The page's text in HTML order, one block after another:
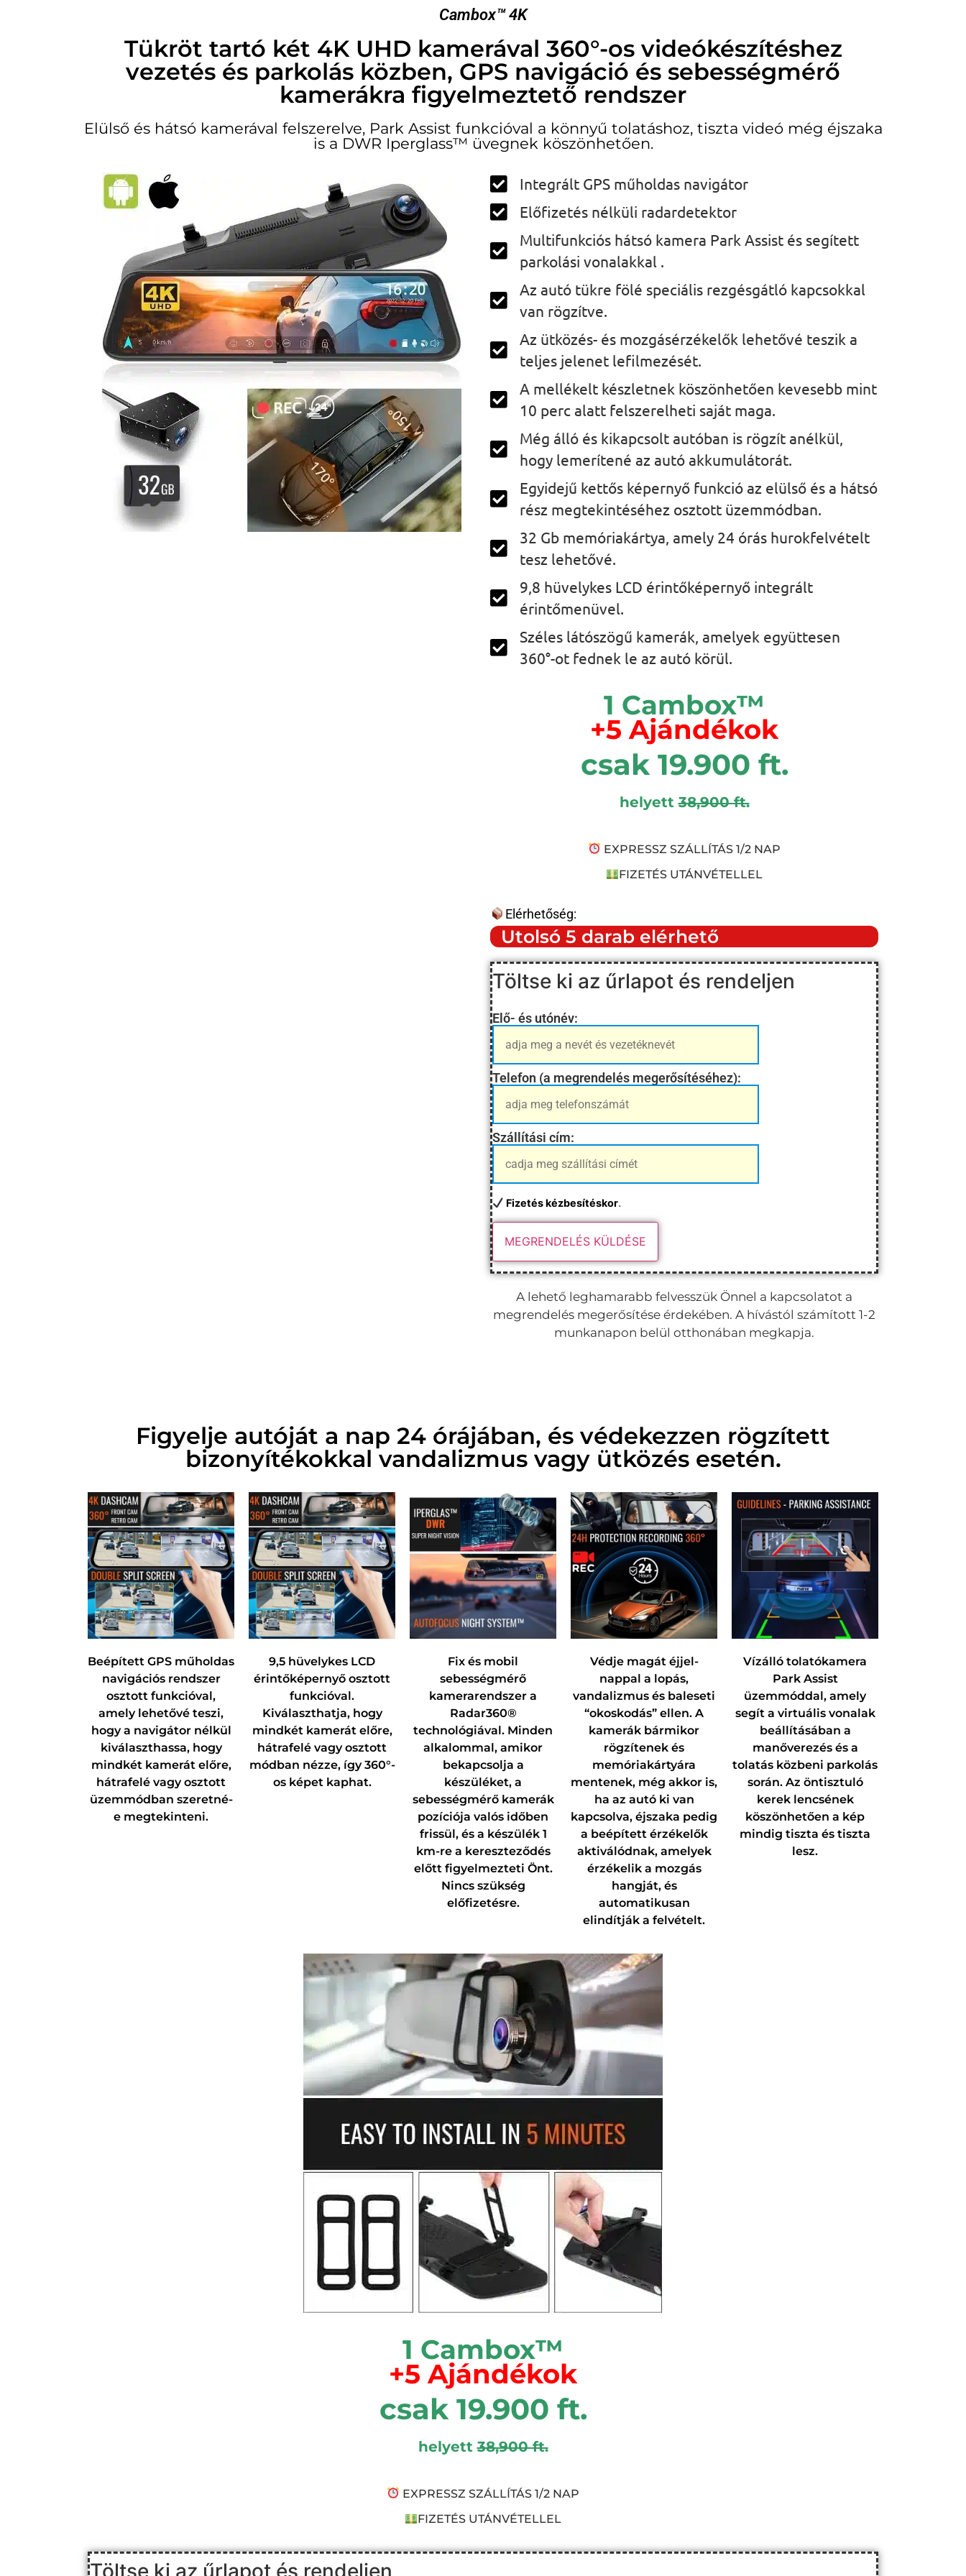
Cambox™ 4K
Tükröt tartó két 4K UHD kamerával 360°-os videókészítéshez
vezetés és parkolás közben, GPS navigáció és sebességmérő
kamerákra figyelmeztető rendszer
Elülső és hátsó kamerával felszerelve, Park Assist funkcióval a könnyű tolatáshoz, tiszta videó még éjszaka
is a DWR Iperglass™ üvegnek köszönhetően.
Integrált GPS műholdas navigátor
Előfizetés nélküli radardetektor
Multifunkciós hátsó kamera Park Assist és segített
parkolási vonalakkal .
Az autó tükre fölé speciális rezgésgátló kapcsokkal
van rögzítve.
Az ütközés- és mozgásérzékelők lehetővé teszik a
teljes jelenet lefilmezését.
A mellékelt készletnek köszönhetően kevesebb mint
10 perc alatt felszerelheti saját maga.
Még álló és kikapcsolt autóban is rögzít anélkül,
hogy lemerítené az autó akkumulátorát.
Egyidejű kettős képernyő funkció az elülső és a hátsó
rész megtekintéséhez osztott üzemmódban.
32 Gb memóriakártya, amely 24 órás hurokfelvételt
tesz lehetővé.
9,8 hüvelykes LCD érintőképernyő integrált
érintőmenüvel.
Széles látószögű kamerák, amelyek együttesen
360°-ot fednek le az autó körül.
1 Cambox™
+5 Ajándékok
csak 19.900 ft.
helyett38,900 ft.
EXPRESSZ SZÁLLÍTÁS 1/2 NAP
FIZETÉS UTÁNVÉTELLEL
Elérhetőség:
Utolsó 5 darab elérhető
Töltse ki az űrlapot és rendeljen
Elő- és utónév:
Telefon (a megrendelés megerősítéséhez):
Szállítási cím:
Fizetés kézbesítéskor.
A lehető leghamarabb felvesszük Önnel a kapcsolatot a
megrendelés megerősítése érdekében. A hívástól számított 1-2
munkanapon belül otthonában megkapja.
Figyelje autóját a nap 24 órájában, és védekezzen rögzített
bizonyítékokkal vandalizmus vagy ütközés esetén.
Beépített GPS műholdas
navigációs rendszer
osztott funkcióval,
amely lehetővé teszi,
hogy a navigátor nélkül
kiválaszthassa, hogy
mindkét kamerát előre,
hátrafelé vagy osztott
üzemmódban szeretné-
e megtekinteni.
9,5 hüvelykes LCD
érintőképernyő osztott
funkcióval.
Kiválaszthatja, hogy
mindkét kamerát előre,
hátrafelé vagy osztott
módban nézze, így 360°-
os képet kaphat.
Fix és mobil
sebességmérő
kamerarendszer a
Radar360®
technológiával. Minden
alkalommal, amikor
bekapcsolja a
készüléket, a
sebességmérő kamerák
pozíciója valós időben
frissül, és a készülék 1
km-re a kereszteződés
előtt figyelmezteti Önt.
Nincs szükség
előfizetésre.
Védje magát éjjel-
nappal a lopás,
vandalizmus és baleseti
“okoskodás” ellen. A
kamerák bármikor
rögzítenek és
memóriakártyára
mentenek, még akkor is,
ha az autó ki van
kapcsolva, éjszaka pedig
a beépített érzékelők
aktiválódnak, amelyek
érzékelik a mozgás
hangját, és
automatikusan
elindítják a felvételt.
Vízálló tolatókamera
Park Assist
üzemmóddal, amely
segít a virtuális vonalak
beállításában a
manőverezés és a
tolatás közbeni parkolás
során. Az öntisztuló
kerek lencsének
köszönhetően a kép
mindig tiszta és tiszta
lesz.
1 Cambox™
+5 Ajándékok
csak 19.900 ft.
helyett38,900 ft.
EXPRESSZ SZÁLLÍTÁS 1/2 NAP
FIZETÉS UTÁNVÉTELLEL
Töltse ki az űrlapot és rendeljen